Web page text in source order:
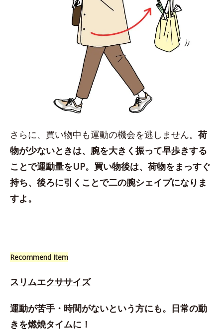
さらに、買い物中も運動の機会を逃しません。 荷
物が少ないときは、腕を大きく振って早歩きする
ことで運動量をUP。買い物後は、荷物をまっすぐ
持ち、後ろに引くことで二の腕シェイプになりま
すよ。
Recommend Item
スリムエクササイズ
運動が苦手・時間がないという方にも。日常の動
きを燃焼タイムに！